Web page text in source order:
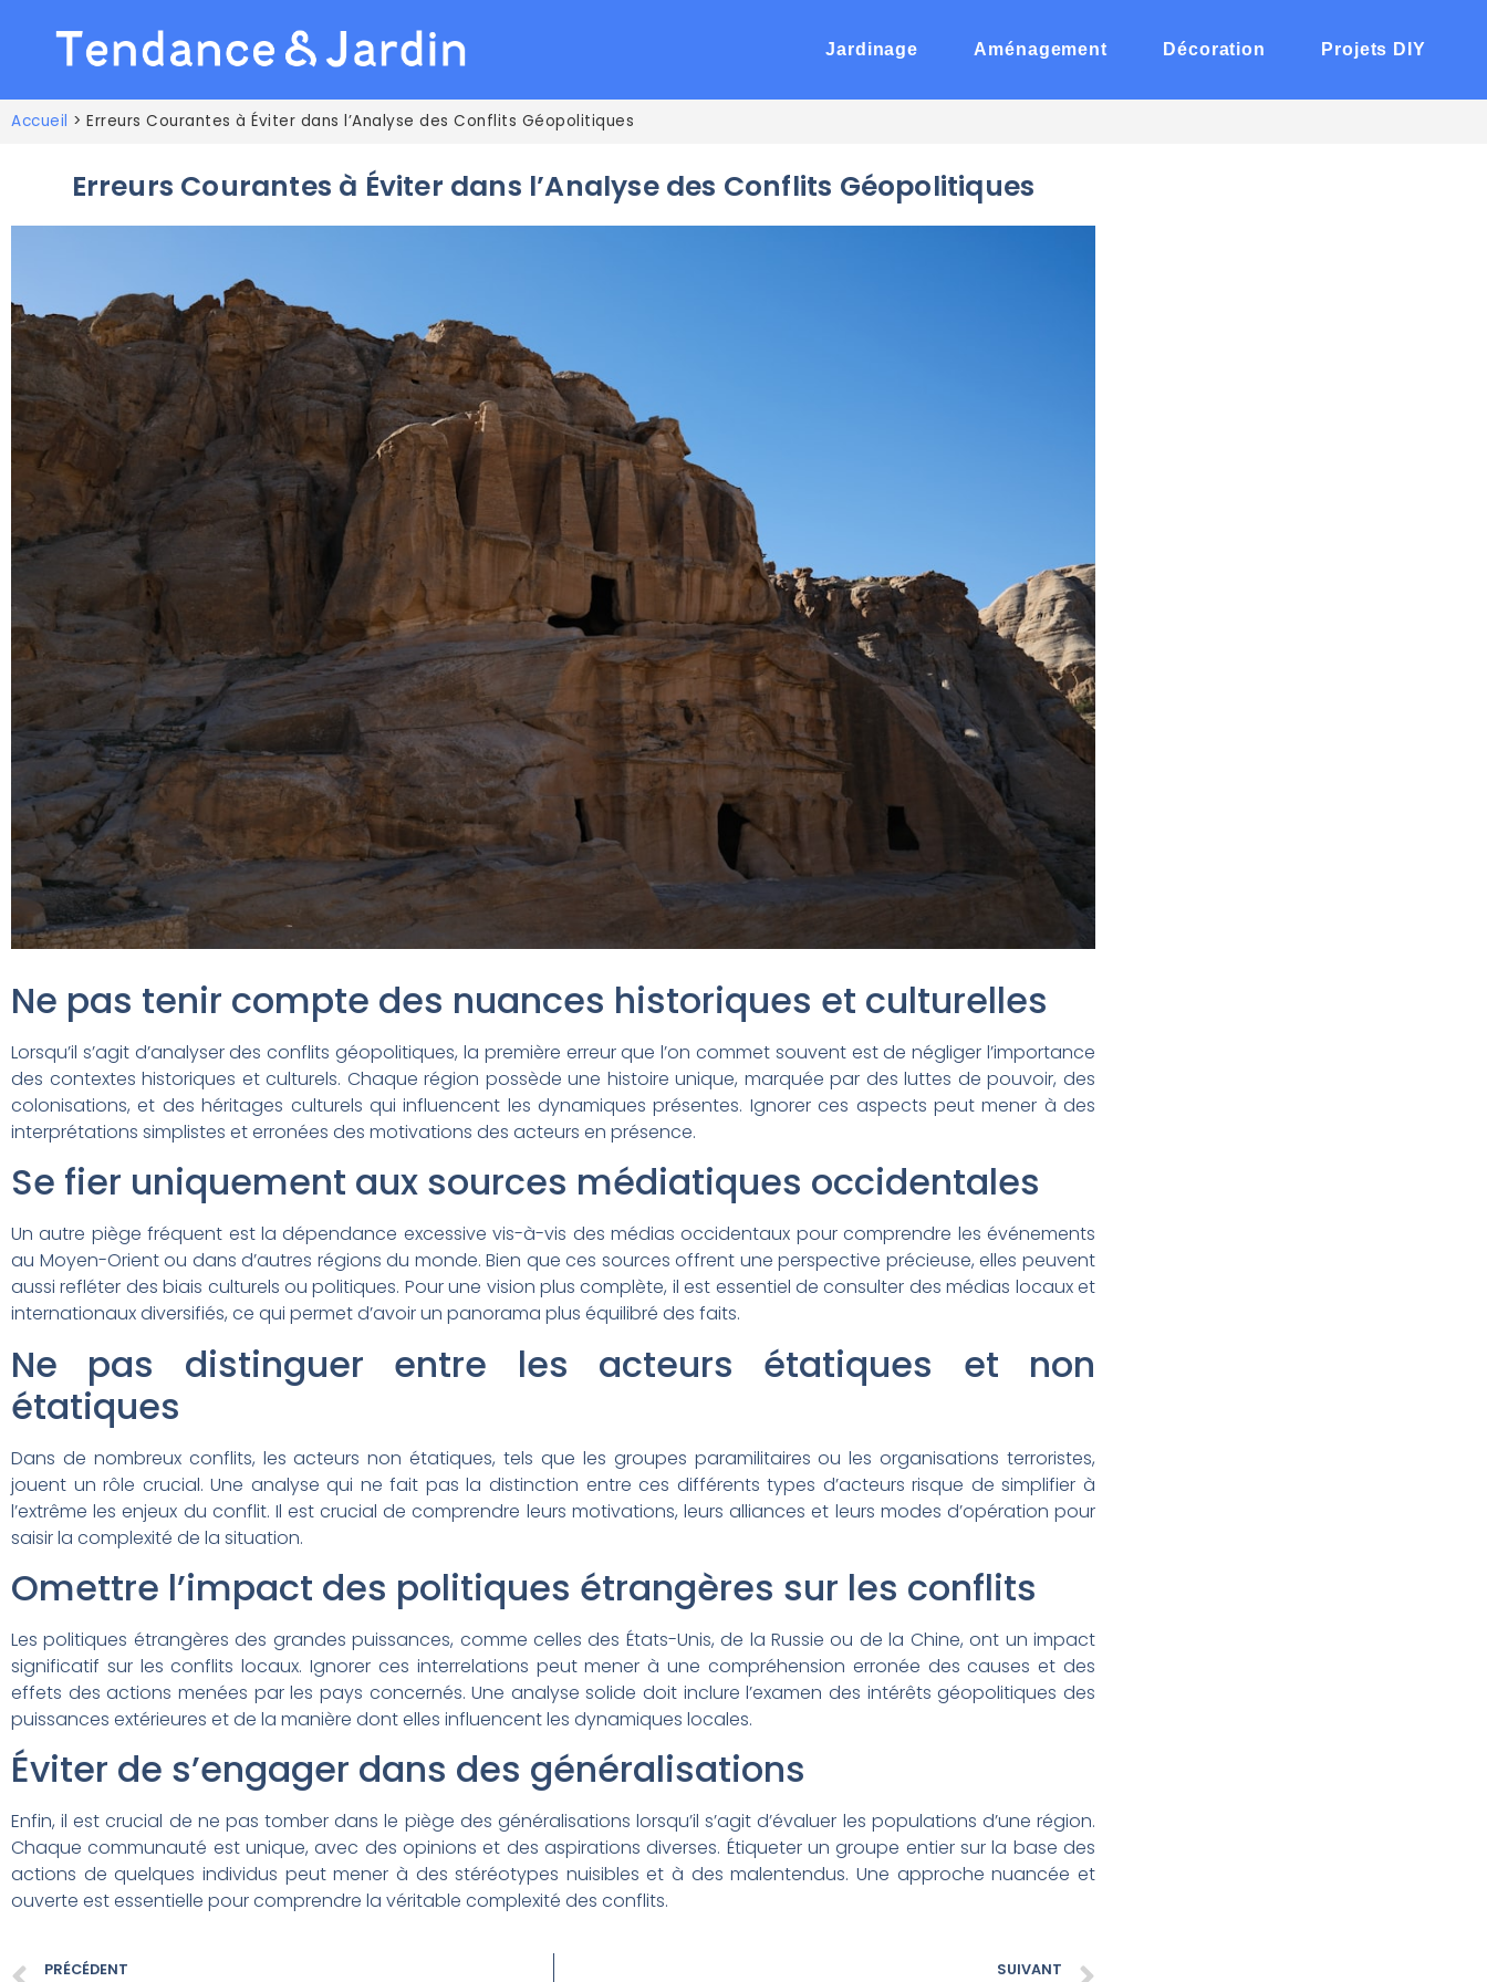
Jardinage Aménagement Décoration Projets DIY
Accueil > Erreurs Courantes à Éviter dans l’Analyse des Conflits Géopolitiques
Erreurs Courantes à Éviter dans l’Analyse des Conflits Géopolitiques
Ne pas tenir compte des nuances historiques et culturelles
Lorsqu’il s’agit d’analyser des conflits géopolitiques, la première erreur que l’on commet souvent est de négliger l’importance
des contextes historiques et culturels. Chaque région possède une histoire unique, marquée par des luttes de pouvoir, des
colonisations, et des héritages culturels qui influencent les dynamiques présentes. Ignorer ces aspects peut mener à des
interprétations simplistes et erronées des motivations des acteurs en présence.
Se fier uniquement aux sources médiatiques occidentales
Un autre piège fréquent est la dépendance excessive vis-à-vis des médias occidentaux pour comprendre les événements
au Moyen-Orient ou dans d’autres régions du monde. Bien que ces sources offrent une perspective précieuse, elles peuvent
aussi refléter des biais culturels ou politiques. Pour une vision plus complète, il est essentiel de consulter des médias locaux et
internationaux diversifiés, ce qui permet d’avoir un panorama plus équilibré des faits.
Ne pas distinguer entre les acteurs étatiques et non
étatiques
Dans de nombreux conflits, les acteurs non étatiques, tels que les groupes paramilitaires ou les organisations terroristes,
jouent un rôle crucial. Une analyse qui ne fait pas la distinction entre ces différents types d’acteurs risque de simplifier à
l’extrême les enjeux du conflit. Il est crucial de comprendre leurs motivations, leurs alliances et leurs modes d’opération pour
saisir la complexité de la situation.
Omettre l’impact des politiques étrangères sur les conflits
Les politiques étrangères des grandes puissances, comme celles des États-Unis, de la Russie ou de la Chine, ont un impact
significatif sur les conflits locaux. Ignorer ces interrelations peut mener à une compréhension erronée des causes et des
effets des actions menées par les pays concernés. Une analyse solide doit inclure l’examen des intérêts géopolitiques des
puissances extérieures et de la manière dont elles influencent les dynamiques locales.
Éviter de s’engager dans des généralisations
Enfin, il est crucial de ne pas tomber dans le piège des généralisations lorsqu’il s’agit d’évaluer les populations d’une région.
Chaque communauté est unique, avec des opinions et des aspirations diverses. Étiqueter un groupe entier sur la base des
actions de quelques individus peut mener à des stéréotypes nuisibles et à des malentendus. Une approche nuancée et
ouverte est essentielle pour comprendre la véritable complexité des conflits.
PRÉCÉDENT SUIVANT